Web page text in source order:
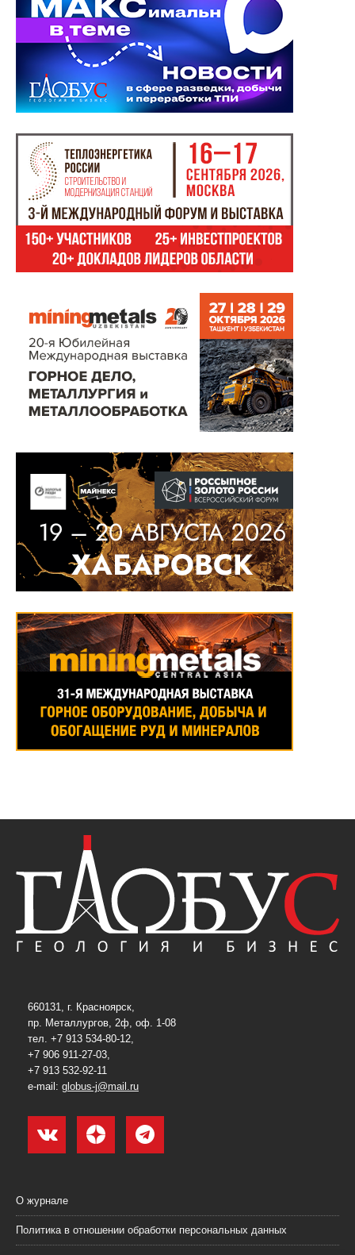
660131, г. Красноярск,
пр. Металлургов, 2ф, оф. 1-08
тел. +7 913 534-80-12,
+7 906 911-27-03,
+7 913 532-92-11
e-mail: globus-j@mail.ru
О журнале
Политика в отношении обработки персональных данных